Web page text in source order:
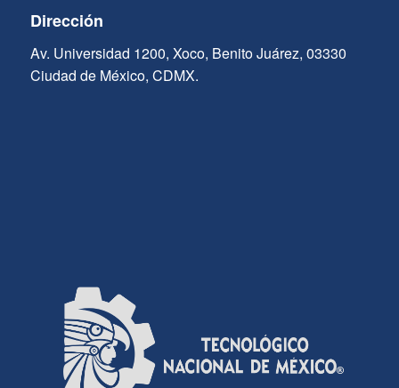
Dirección
Av. Universidad 1200, Xoco, Benito Juárez, 03330
Ciudad de México, CDMX.